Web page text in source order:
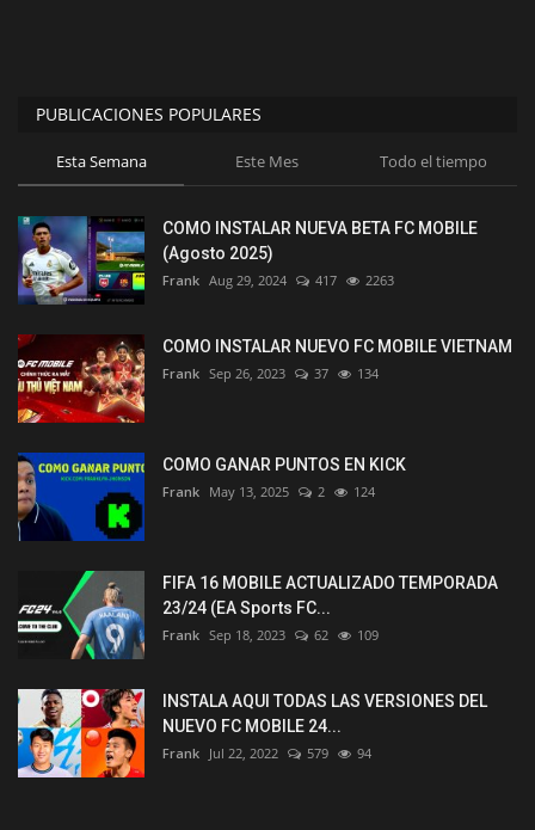
PUBLICACIONES POPULARES
Esta Semana Este Mes Todo el tiempo
COMO INSTALAR NUEVA BETA FC MOBILE
(Agosto 2025)
Frank Aug 29, 2024 417 2263
COMO INSTALAR NUEVO FC MOBILE VIETNAM
Frank Sep 26, 2023 37 134
COMO GANAR PUNTOS EN KICK
Frank May 13, 2025 2 124
FIFA 16 MOBILE ACTUALIZADO TEMPORADA
23/24 (EA Sports FC...
Frank Sep 18, 2023 62 109
INSTALA AQUI TODAS LAS VERSIONES DEL
NUEVO FC MOBILE 24...
Frank Jul 22, 2022 579 94